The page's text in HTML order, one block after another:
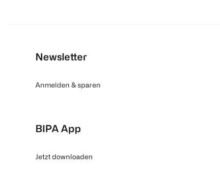
Newsletter
Anmelden & sparen
BIPA App
Jetzt downloaden